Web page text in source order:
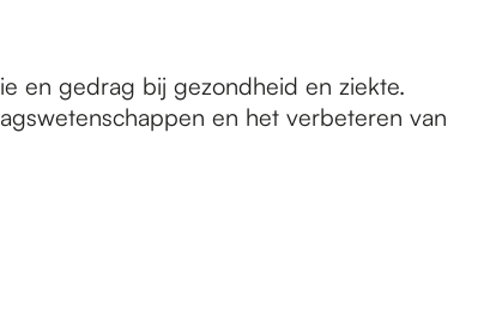
en gedrag bij gezondheid en ziekte.
en het verbeteren van